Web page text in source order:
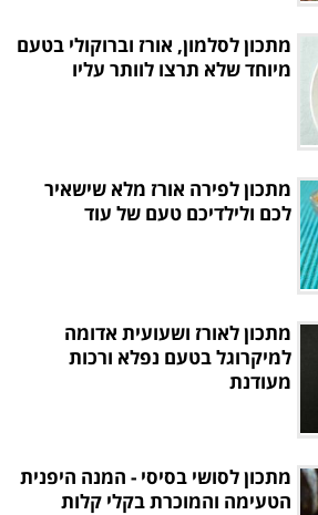
מתכון לסלמון, אורז וברוקולי בטעם
מיוחד שלא תרצו לוותר עליו
מתכון לפירה אורז מלא שישאיר
לכם ולילדיכם טעם של עוד
מתכון לאורז ושעועית אדומה
למיקרוגל בטעם נפלא ורכות
מעודנת
מתכון לסושי בסיסי - המנה היפנית
הטעימה והמוכרת בקלי קלות